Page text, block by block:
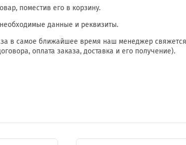
поместив его в корзину.
данные и реквизиты.
в самое ближайшее время наш менеджер
оплата заказа, доставка и его получение).